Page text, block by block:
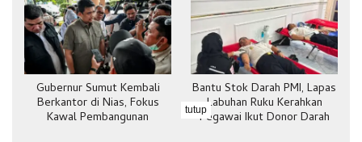
Gubernur Sumut Kembali
Berkantor di Nias, Fokus
Kawal Pembangunan
Bantu Stok Darah PMI, Lapas
Labuhan Ruku Kerahkan
Pegawai Ikut Donor Darah
tutup